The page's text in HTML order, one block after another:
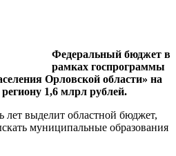
Федеральный бюджет в
рамках госпрограммы
Орловской области» на
1,6 млрл рублей.
лет выделит областной бюджет,
муниципальные образования